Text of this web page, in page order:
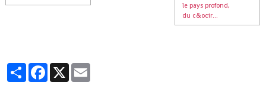
le pays profond,
du c&ocir...
PartagerFacebook
X